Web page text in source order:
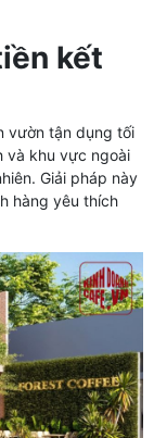
kết
vườn tận dụng tối
và khu vực ngoài
Giải pháp này
hàng yêu thích